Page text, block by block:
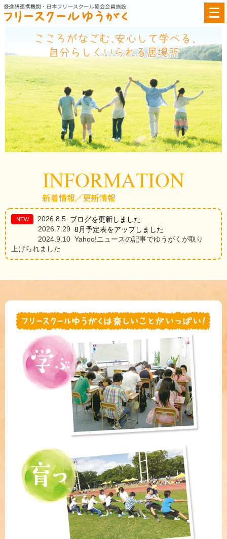
メ
ニ
を
開
NEW 2026.8.5 ブログを更新しました
2026.7.29 8月予定表をアップしました
2024.9.10 Yahoo!ニュースの記事でゆうがくが取り
上げられました